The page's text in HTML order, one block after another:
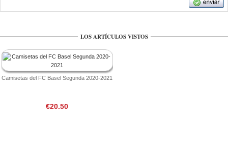
LOS ARTÍCULOS VISTOS
Camisetas del FC Basel Segunda 2020-2021
€20.50